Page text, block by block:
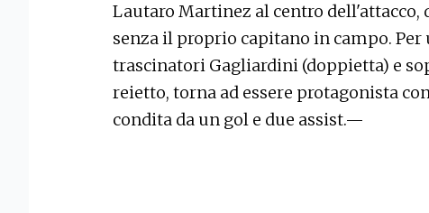
Lautaro Martinez al centro dell'attacco,
senza il proprio capitano in campo.
trascinatori Gagliardini (doppietta) e
reietto, torna ad essere protagonista
condita da un gol e due assist.—